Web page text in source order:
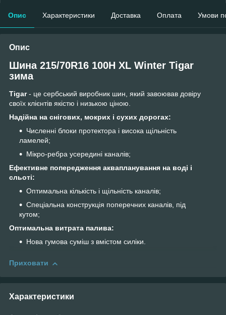
Опис Характеристики Доставка Оплата Умови
Опис
Шина 215/70R16 100H XL Winter Tigar
зима
Tigar- це сербський виробник шин, який завоював довіру
своїх клієнтів якістю і низькою ціною.
Надійна на снігових, мокрих і сухих дорогах:
Численні блоки протектора і висока щільність
ламелей;
Мікро-ребра усередині каналів;
Ефективне попередження аквапланування на воді і
сльоті:
Оптимальна кількість і щільність каналів;
Спеціальна конструкція поперечних каналів, під
кутом;
Оптимальна витрата палива:
Нова гумова суміш з вмістом силіки.
Приховати
Характеристики